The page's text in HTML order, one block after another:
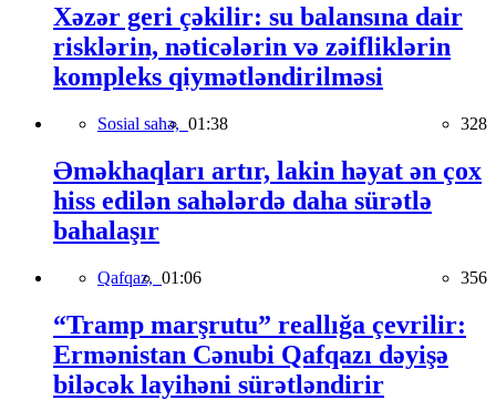
Xəzər geri çəkilir: su balansına dair
risklərin, nəticələrin və zəifliklərin
kompleks qiymətləndirilməsi
Sosial sahə, 01:38 328
Əməkhaqları artır, lakin həyat ən çox
hiss edilən sahələrdə daha sürətlə
bahalaşır
Qafqaz, 01:06 356
“Tramp marşrutu” reallığa çevrilir:
Ermənistan Cənubi Qafqazı dəyişə
biləcək layihəni sürətləndirir